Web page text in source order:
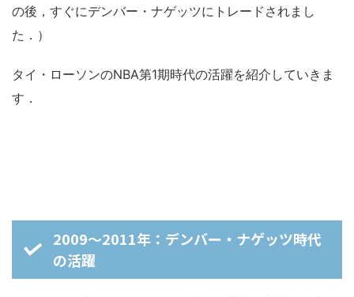
の後，すぐにデンバー・ナゲッツにトレードされまし
た．）
タイ・ローソンのNBA第1期時代の活躍を紹介していきま
す．
2009～2011年：デンバー・ナゲッツ時代
の活躍